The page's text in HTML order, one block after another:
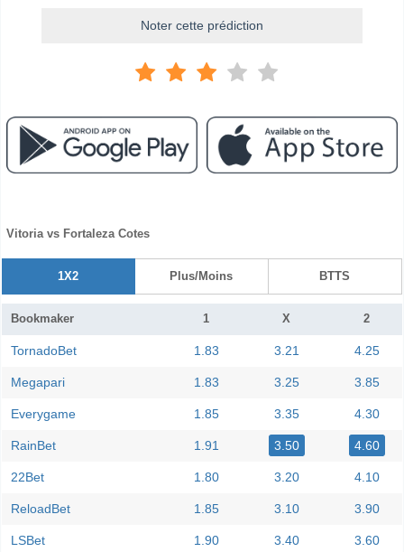
Noter cette prédiction
Vitoria vs Fortaleza Cotes
1X2 Plus/Moins BTTS
Bookmaker 1 X 2
TornadoBet 1.83 3.21 4.25
Megapari 1.83 3.25 3.85
Everygame 1.85 3.35 4.30
RainBet 1.91 3.50 4.60
22Bet 1.80 3.20 4.10
ReloadBet 1.85 3.10 3.90
LSBet 1.90 3.40 3.60